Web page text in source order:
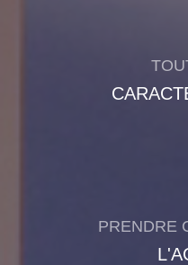
PRENDRE